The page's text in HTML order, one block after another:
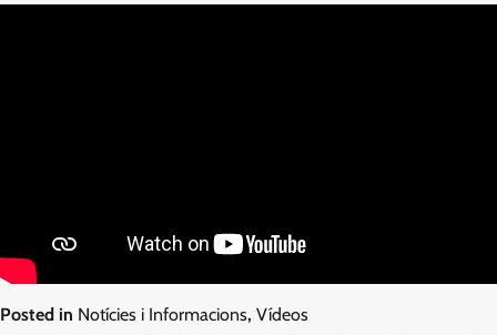
Posted in Notícies i Informacions, Vídeos